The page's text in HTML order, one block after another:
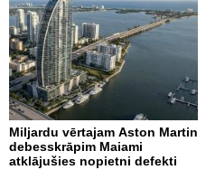
Miljardu vērtajam Aston Martin
debesskrāpim Maiami
atklājušies nopietni defekti